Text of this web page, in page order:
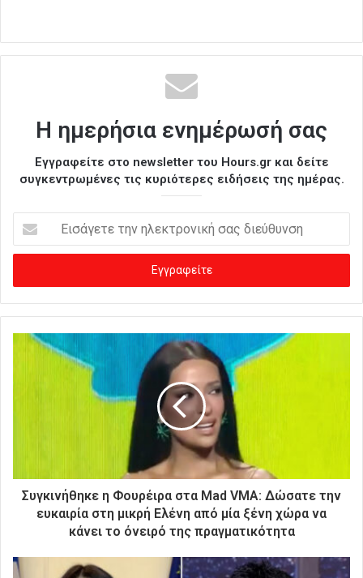
Η ημερήσια ενημέρωσή σας
Εγγραφείτε στο newsletter του Hours.gr και δείτε
συγκεντρωμένες τις κυριότερες ειδήσεις της ημέρας.
σ
γ
ε
τ
κ
Συγκινήθηκε η Φουρέιρα στα Mad VMA: Δώσατε την
ευκαιρία στη μικρή Ελένη από μία ξένη χώρα να
κάνει το όνειρό της πραγματικότητα